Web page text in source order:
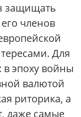
защищать
членов
Для
в эпоху войны
валютой
риторика, а
даже самые